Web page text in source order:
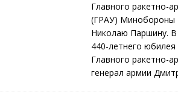
Главного ракетно-
(ГРАУ) Минобороны
Николаю Паршину. В
440-летнего
Главного ракетно-
генерал армии